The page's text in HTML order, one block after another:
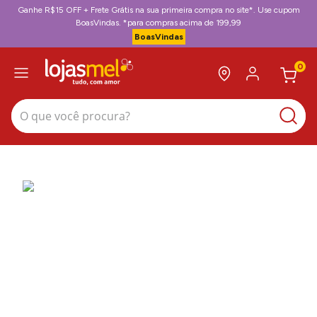
Ganhe R$15 OFF + Frete Grátis na sua primeira compra no site*. Use cupom
BoasVindas. *para compras acima de 199,99
BoasVindas
0
O que você procura?